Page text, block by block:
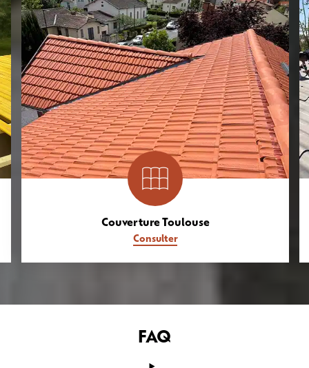
Couverture Toulouse
Consulter
FAQ